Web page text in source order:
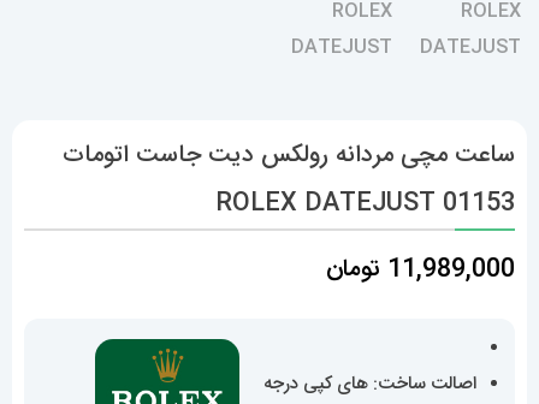
ساعت مچی مردانه رولکس دیت جاست اتومات
01153 ROLEX DATEJUST
11,989,000 تومان
اصالت ساخت: های کپی درجه